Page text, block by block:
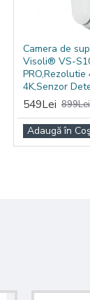
Camera de
Visoli® VS-
PRO,Rezolutie
4K,Senzor
549Lei 899Lei
Adaugă în Coş